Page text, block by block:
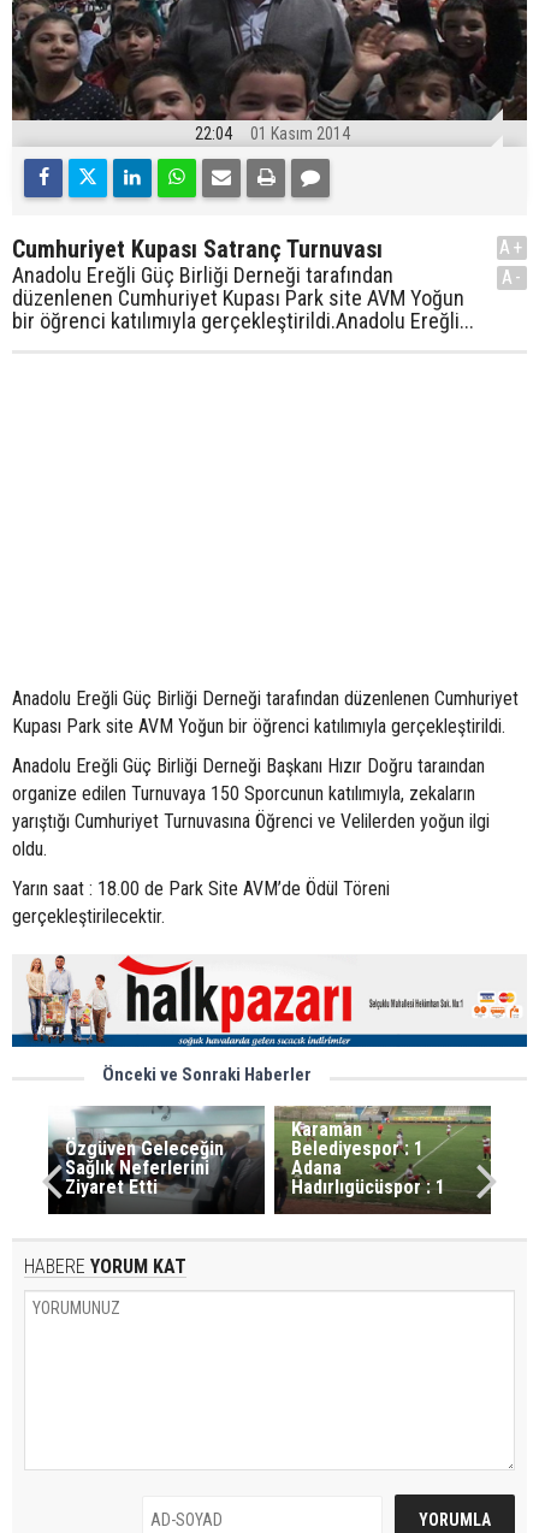
22:04 01 Kasım 2014
Cumhuriyet Kupası Satranç Turnuvası
Anadolu Ereğli Güç Birliği Derneği tarafından
düzenlenen Cumhuriyet Kupası Park site AVM Yoğun
bir öğrenci katılımıyla gerçekleştirildi.Anadolu Ereğli...
A+
A-
Anadolu Ereğli Güç Birliği Derneği tarafından düzenlenen Cumhuriyet
Kupası Park site AVM Yoğun bir öğrenci katılımıyla gerçekleştirildi.
Anadolu Ereğli Güç Birliği Derneği Başkanı Hızır Doğru taraından
organize edilen Turnuvaya 150 Sporcunun katılımıyla, zekaların
yarıştığı Cumhuriyet Turnuvasına Öğrenci ve Velilerden yoğun ilgi
oldu.
Yarın saat : 18.00 de Park Site AVM’de Ödül Töreni
gerçekleştirilecektir.
Önceki ve Sonraki Haberler
Özgüven Geleceğin
Sağlık Neferlerini
Ziyaret Etti
Karaman
Belediyespor : 1
Adana
Hadırlıgücüspor : 1
HABERE YORUM KAT